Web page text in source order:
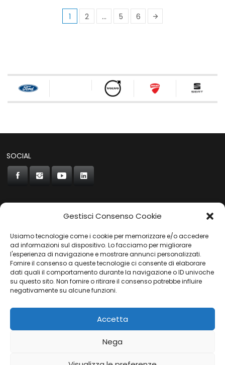
Gestisci Consenso Cookie
Usiamo tecnologie come i cookie per memorizzare e/o accedere
ad informazioni sul dispositivo. Lo facciamo per migliorare
l'esperienza di navigazione e mostrare annunci personalizzati.
Fornire il consenso a queste tecnologie ci consente di elaborare
dati quali il comportamento durante la navigazione o ID univoche
su questo sito. Non fornire o ritirare il consenso potrebbe influire
negativamente su alcune funzioni.
Accetta
Nega
1 2 … 5 6
SOCIAL
CONCORDE
AUTOCHIAVARI
Gruppo Carfin SPA |P.IVA: 03859710109 |Sede Legale:
Via L. Perini 50 - 16152 Genova | © 2025
PRIVACY POLICY|COOKIES POLICY